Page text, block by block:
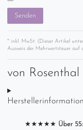
Senden
* inkl. MwSt. (Dieser Artikel
Ausweis der Mehrwertsteuer
von
★★★★★ Über